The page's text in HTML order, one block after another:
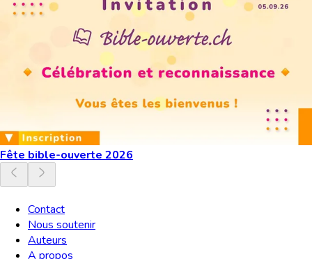
Fête bible-ouverte 2026
Contact
Nous soutenir
Auteurs
A propos